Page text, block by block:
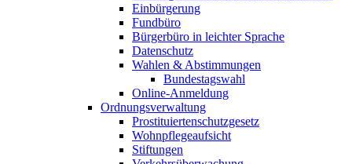
Einbürgerung
Fundbüro
Bürgerbüro in leichter Sprache
Datenschutz
Wahlen & Abstimmungen
Bundestagswahl
Online-Anmeldung
Ordnungsverwaltung
Prostituiertenschutzgesetz
Wohnpflegeaufsicht
Stiftungen